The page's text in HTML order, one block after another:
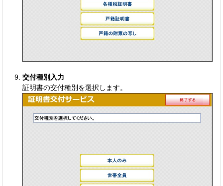
交付種別入力
証明書の交付種別を選択します。